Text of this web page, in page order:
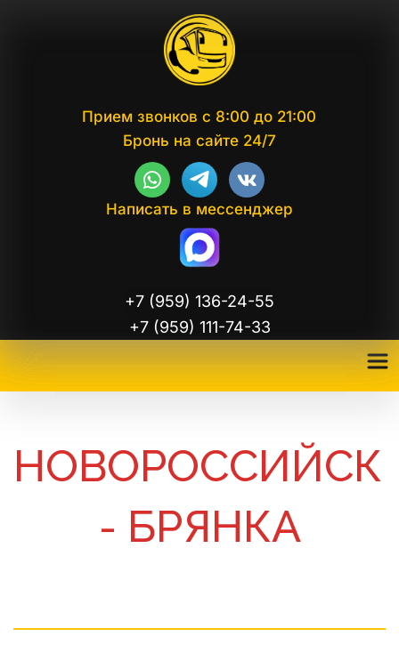
Прием звонков с 8:00 до 21:00
Бронь на сайте 24/7
Написать в мессенджер
+7 (959) 136-24-55
+7 (959) 111-74-33
НОВОРОССИЙСК
- БРЯНКА